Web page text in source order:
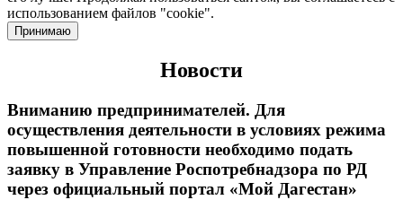
использованием файлов "cookie".
Принимаю
Новости
Вниманию предпринимателей. Для
осуществления деятельности в условиях режима
повышенной готовности необходимо подать
заявку в Управление Роспотребнадзора по РД
через официальный портал «Мой Дагестан»